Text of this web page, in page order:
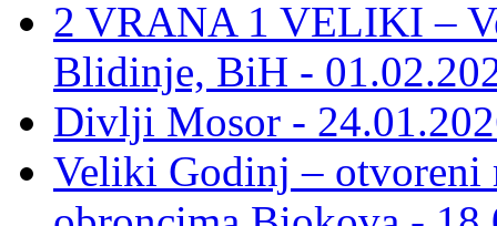
2 VRANA 1 VELIKI –
Blidinje, BiH -
Divlji Mosor -
Veliki Godinj – otvoreni